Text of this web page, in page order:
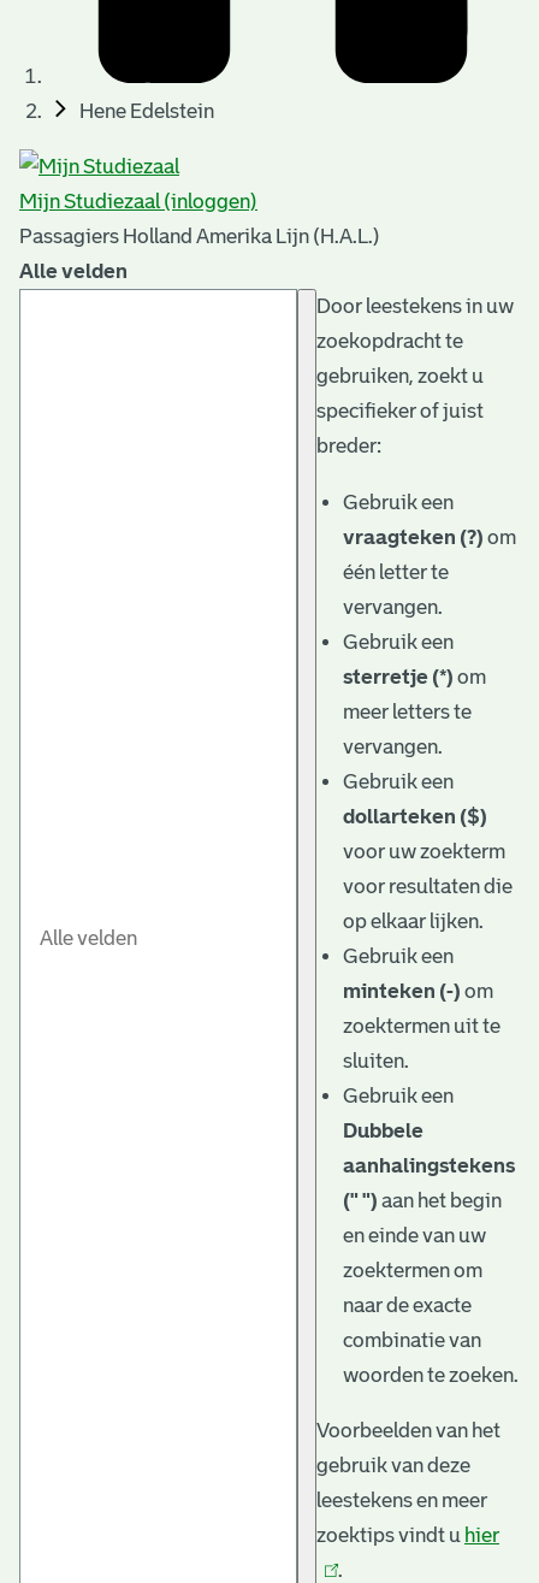
Hene Edelstein
Mijn Studiezaal (inloggen)
Passagiers Holland Amerika Lijn (H.A.L.)
Alle velden
Door leestekens in uw
zoekopdracht te
gebruiken, zoekt u
specifieker of juist
breder:
Gebruik een
vraagteken (?) om
één letter te
vervangen.
Gebruik een
sterretje (*) om
meer letters te
vervangen.
Gebruik een
dollarteken ($)
voor uw zoekterm
voor resultaten die
op elkaar lijken.
Gebruik een
minteken (-) om
zoektermen uit te
sluiten.
Gebruik een
Dubbele
aanhalingstekens
(" ") aan het begin
en einde van uw
zoektermen om
naar de exacte
combinatie van
woorden te zoeken.
Voorbeelden van het
gebruik van deze
leestekens en meer
zoektips vindt u hier
.